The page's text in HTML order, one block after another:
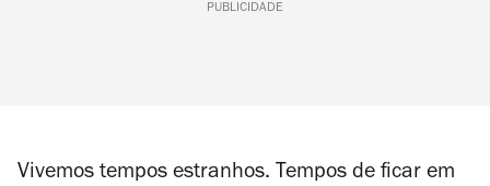
PUBLICIDADE
Vivemos tempos estranhos. Tempos de ficar em